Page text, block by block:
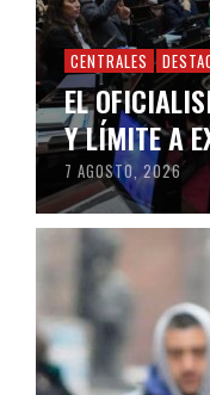
CENTRALES
EL
Y LÍMITE A
7 AGOSTO, 2026